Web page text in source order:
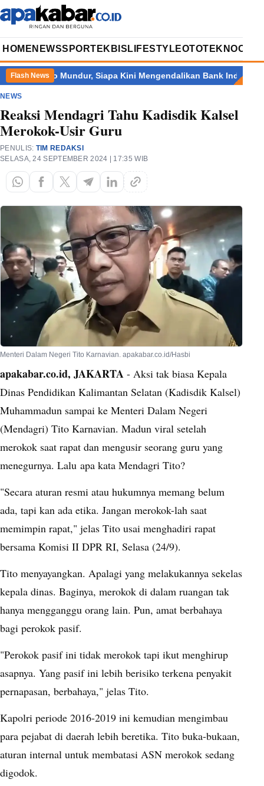
HOME NEWSSPORT EKBIS LIFESTYLEOTOTEKNOOPINI
Flash News
Warjiyo Mundur, Siapa Kini Mengendalikan Bank Indonesia?
NEWS
Reaksi Mendagri Tahu Kadisdik Kalsel
Merokok-Usir Guru
PENULIS: TIM REDAKSI
SELASA, 24 SEPTEMBER 2024 | 17:35 WIB
Menteri Dalam Negeri Tito Karnavian. apakabar.co.id/Hasbi
apakabar.co.id, JAKARTA - Aksi tak biasa Kepala
Dinas Pendidikan Kalimantan Selatan (Kadisdik Kalsel)
Muhammadun sampai ke Menteri Dalam Negeri
(Mendagri) Tito Karnavian. Madun viral setelah
merokok saat rapat dan mengusir seorang guru yang
menegurnya. Lalu apa kata Mendagri Tito?
"Secara aturan resmi atau hukumnya memang belum
ada, tapi kan ada etika. Jangan merokok-lah saat
memimpin rapat," jelas Tito usai menghadiri rapat
bersama Komisi II DPR RI, Selasa (24/9).
Tito menyayangkan. Apalagi yang melakukannya sekelas
kepala dinas. Baginya, merokok di dalam ruangan tak
hanya mengganggu orang lain. Pun, amat berbahaya
bagi perokok pasif.
"Perokok pasif ini tidak merokok tapi ikut menghirup
asapnya. Yang pasif ini lebih berisiko terkena penyakit
pernapasan, berbahaya," jelas Tito.
Kapolri periode 2016-2019 ini kemudian mengimbau
para pejabat di daerah lebih beretika. Tito buka-bukaan,
aturan internal untuk membatasi ASN merokok sedang
digodok.